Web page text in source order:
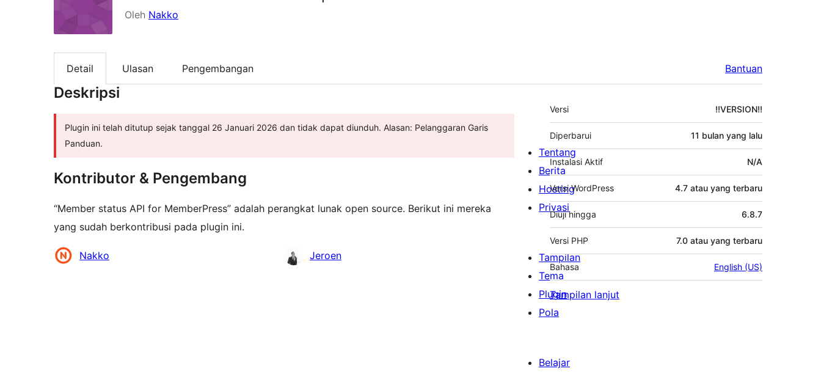
Oleh Nakko
Detail Ulasan Pengembangan Bantuan
Deskripsi
Plugin ini telah ditutup sejak tanggal 26 Januari 2026 dan tidak dapat diunduh. Alasan: Pelanggaran Garis
Panduan.
Kontributor & Pengembang
“Member status API for MemberPress” adalah perangkat lunak open source. Berikut ini mereka
yang sudah berkontribusi pada plugin ini.
Kontributor
Nakko Jeroen
Meta
Versi !!VERSION!!
Diperbarui 11 bulan yang lalu
Instalasi Aktif N/A
Versi WordPress 4.7 atau yang terbaru
Diuji hingga 6.8.7
Versi PHP 7.0 atau yang terbaru
Bahasa English (US)
Tampilan lanjut
Tentang
Berita
Hosting
Privasi
Tampilan
Tema
Plugin
Pola
Belajar